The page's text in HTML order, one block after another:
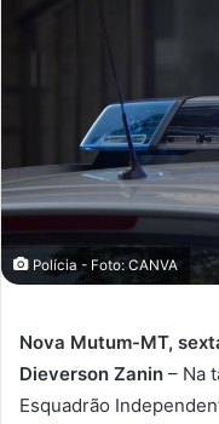
Polícia - Foto: CANVA
Nova Mutum-MT,
Dieverson Zanin – Na
Esquadrão